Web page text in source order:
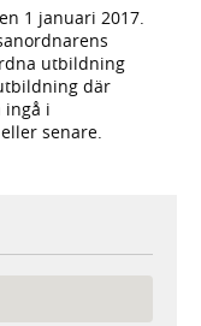
1 januari 2017.
utbildning
där
ingå i
senare.